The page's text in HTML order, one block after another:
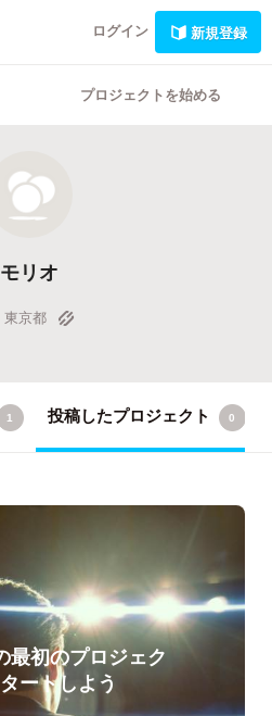
ログイン 新規登録
プロジェクトを始める
モリオ
東京都
1 投稿したプロジェクト 0
最初のプロジェク
ートしよう